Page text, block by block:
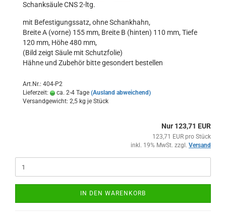
Schanksäule CNS 2-ltg.
mit Befestigungssatz, ohne Schankhahn,
Breite A (vorne) 155 mm, Breite B (hinten) 110 mm, Tiefe
120 mm, Höhe 480 mm,
(Bild zeigt Säule mit Schutzfolie)
Hähne und Zubehör bitte gesondert bestellen
Art.Nr.: 404-P2
Lieferzeit:
ca. 2-4 Tage (Ausland abweichend)
Versandgewicht: 2,5 kg je Stück
Nur 123,71 EUR
123,71 EUR pro Stück
inkl. 19% MwSt. zzgl. Versand
IN DEN WARENKORB